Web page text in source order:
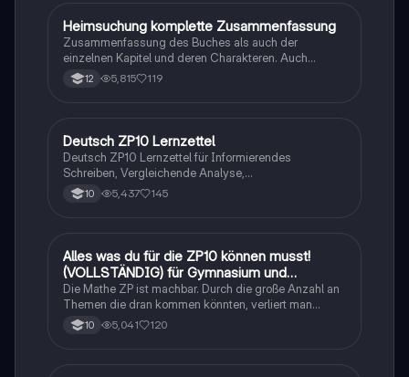
Deutsch
Heimsuchung komplette Zusammenfassung
Zusammenfassung des Buches als auch der
einzelnen Kapitel und deren Charakteren. Auch
tabellarisch. Im Unterricht ohne KI erstellt
12 5,815 119
Deutsch
Deutsch ZP10 Lernzettel
Deutsch ZP10 Lernzettel für Informierendes
Schreiben, Vergleichende Analyse,
Sachtexte/Roman/Gedicht..
10 5,437 145
Mathe
Alles was du für die ZP10 können musst!
(VOLLSTÄNDIG) für Gymnasium und
Realschule
Die Mathe ZP ist machbar. Durch die große Anzahl an
Themen die dran kommen könnten, verliert man
schnell den Überblick. Also habe ich von den kleinsten
Themen bis hin zu den größten alles
10 5,041 120